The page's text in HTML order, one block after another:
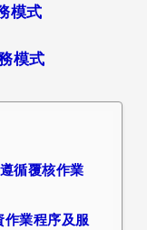
模式
模式
循覆核作業
業程序及服